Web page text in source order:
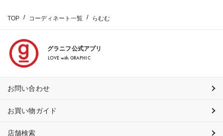
TOP コーディネート一覧 らむむ
グラニフ公式アプリ
LOVE with GRAPHIC
お問い合わせ
お買い物ガイド
店舗検索